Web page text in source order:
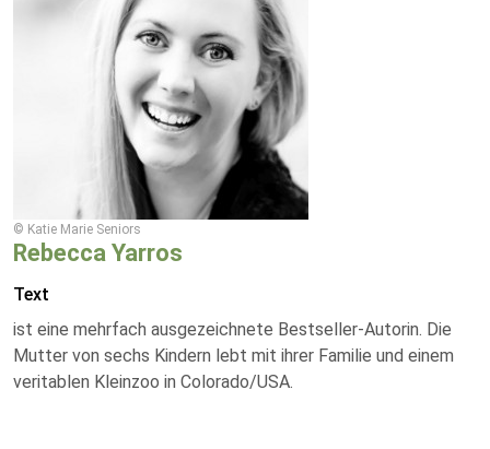
© Katie Marie Seniors
Rebecca Yarros
Text
ist eine mehrfach ausgezeichnete Bestseller-Autorin. Die
Mutter von sechs Kindern lebt mit ihrer Familie und einem
veritablen Kleinzoo in Colorado/USA.